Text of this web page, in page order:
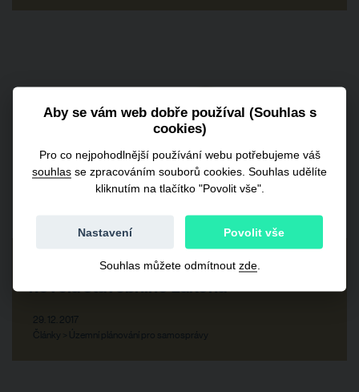
Nejvýznamnější změny, které přinese
novela stavebního zákona
29. 12. 2017
Články > Územní plánování pro samosprávy
Aby se vám web dobře používal (Souhlas s
cookies)
Pro co nejpohodlnější používání webu potřebujeme váš
souhlas se zpracováním souborů cookies. Souhlas udělíte
kliknutím na tlačítko "Povolit vše".
Povolit vše
Nastavení
Souhlas můžete odmítnout zde.